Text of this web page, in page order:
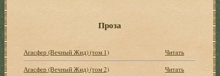
Проза
Агасфер (Вечный Жид) (том 1)
Читать
Агасфер (Вечный Жид) (том 2)
Читать